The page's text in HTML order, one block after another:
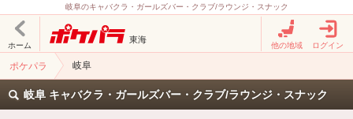
岐阜のキャバクラ・ガールズバー・クラブ/ラウンジ・スナック
ホーム
東海
他の地域 ログイン
ポケパラ 岐阜
岐阜 キャバクラ・ガールズバー・クラブ/ラウンジ・スナック